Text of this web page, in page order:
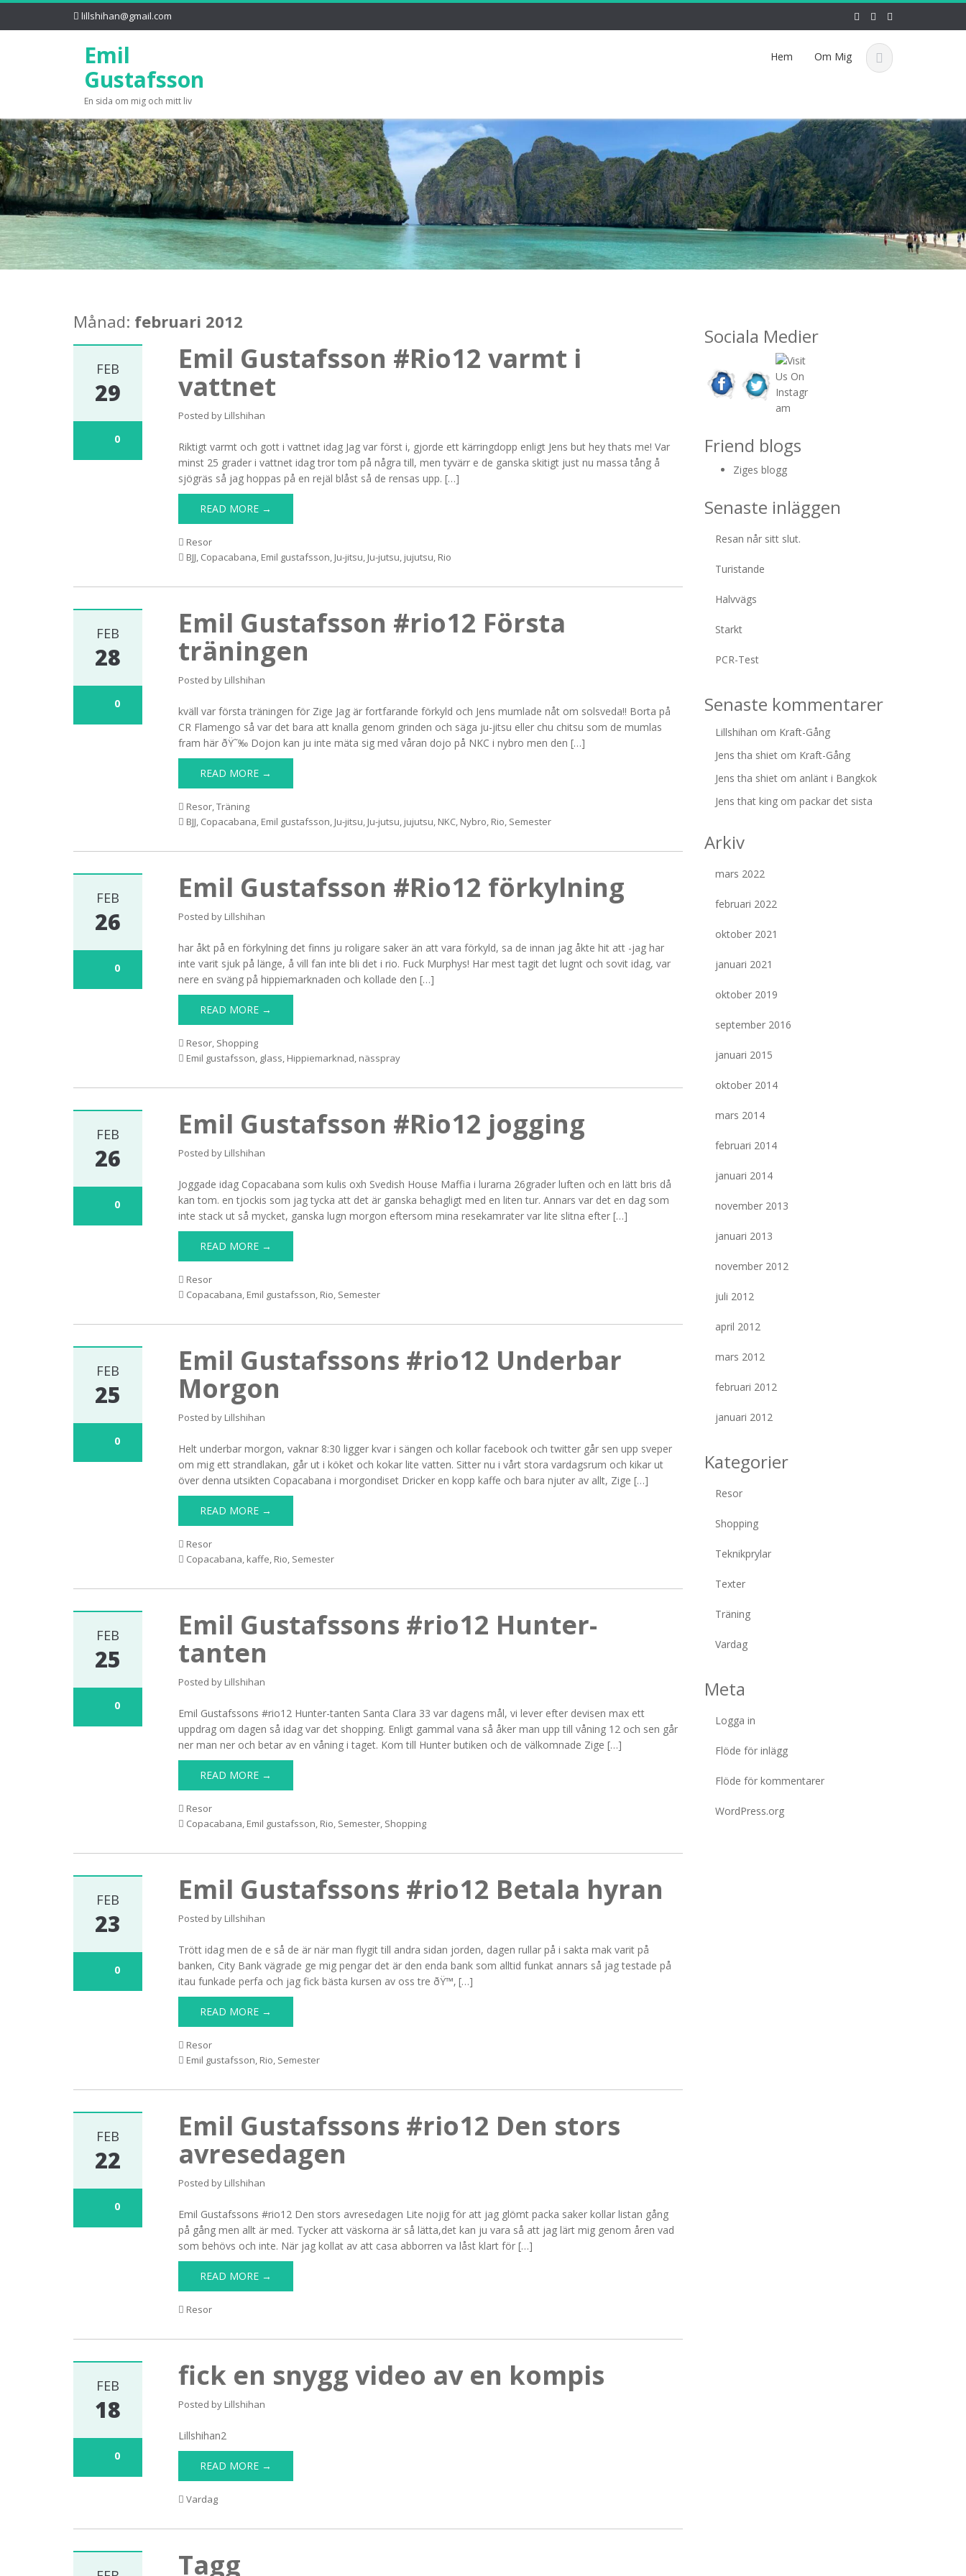
lillshihan@gmail.com
Emil
Gustafsson
En sida om mig och mitt liv
Hem Om Mig
Månad: februari 2012
FEB
29
0
Emil Gustafsson #Rio12 varmt i
vattnet
Posted by Lillshihan
Riktigt varmt och gott i vattnet idag Jag var först i, gjorde ett kärringdopp enligt Jens but hey thats me! Var
minst 25 grader i vattnet idag tror tom på några till, men tyvärr e de ganska skitigt just nu massa tång å
sjögräs så jag hoppas på en rejäl blåst så de rensas upp. […]
READ MORE →
Resor
BJJ, Copacabana, Emil gustafsson, Ju-jitsu, Ju-jutsu, jujutsu, Rio
FEB
28
0
Emil Gustafsson #rio12 Första
träningen
Posted by Lillshihan
kväll var första träningen för Zige Jag är fortfarande förkyld och Jens mumlade nåt om solsveda!! Borta på
CR Flamengo så var det bara att knalla genom grinden och säga ju-jitsu eller chu chitsu som de mumlas
fram här ðŸ˜‰ Dojon kan ju inte mäta sig med våran dojo på NKC i nybro men den […]
READ MORE →
Resor,Träning
BJJ, Copacabana, Emil gustafsson, Ju-jitsu, Ju-jutsu, jujutsu, NKC, Nybro, Rio, Semester
FEB
26
0
Emil Gustafsson #Rio12 förkylning
Posted by Lillshihan
har åkt på en förkylning det finns ju roligare saker än att vara förkyld, sa de innan jag åkte hit att -jag har
inte varit sjuk på länge, å vill fan inte bli det i rio. Fuck Murphys! Har mest tagit det lugnt och sovit idag, var
nere en sväng på hippiemarknaden och kollade den […]
READ MORE →
Resor, Shopping
Emil gustafsson, glass, Hippiemarknad, nässpray
FEB
26
0
Emil Gustafsson #Rio12 jogging
Posted by Lillshihan
Joggade idag Copacabana som kulis oxh Svedish House Maffia i lurarna 26grader luften och en lätt bris då
kan tom. en tjockis som jag tycka att det är ganska behagligt med en liten tur. Annars var det en dag som
inte stack ut så mycket, ganska lugn morgon eftersom mina resekamrater var lite slitna efter […]
READ MORE →
Resor
Copacabana, Emil gustafsson, Rio, Semester
FEB
25
0
Emil Gustafssons #rio12 Underbar
Morgon
Posted by Lillshihan
Helt underbar morgon, vaknar 8:30 ligger kvar i sängen och kollar facebook och twitter går sen upp sveper
om mig ett strandlakan, går ut i köket och kokar lite vatten. Sitter nu i vårt stora vardagsrum och kikar ut
över denna utsikten Copacabana i morgondiset Dricker en kopp kaffe och bara njuter av allt, Zige […]
READ MORE →
Resor
Copacabana, kaffe, Rio, Semester
FEB
25
0
Emil Gustafssons #rio12 Hunter-
tanten
Posted by Lillshihan
Emil Gustafssons #rio12 Hunter-tanten Santa Clara 33 var dagens mål, vi lever efter devisen max ett
uppdrag om dagen så idag var det shopping. Enligt gammal vana så åker man upp till våning 12 och sen går
ner man ner och betar av en våning i taget. Kom till Hunter butiken och de välkomnade Zige […]
READ MORE →
Resor
Copacabana, Emil gustafsson, Rio, Semester, Shopping
FEB
23
0
Emil Gustafssons #rio12 Betala hyran
Posted by Lillshihan
Trött idag men de e så de är när man flygit till andra sidan jorden, dagen rullar på i sakta mak varit på
banken, City Bank vägrade ge mig pengar det är den enda bank som alltid funkat annars så jag testade på
itau funkade perfa och jag fick bästa kursen av oss tre ðŸ™‚ […]
READ MORE →
Resor
Emil gustafsson, Rio, Semester
FEB
22
0
Emil Gustafssons #rio12 Den stors
avresedagen
Posted by Lillshihan
Emil Gustafssons #rio12 Den stors avresedagen Lite nojig för att jag glömt packa saker kollar listan gång
på gång men allt är med. Tycker att väskorna är så lätta,det kan ju vara så att jag lärt mig genom åren vad
som behövs och inte. När jag kollat av att casa abborren va låst klart för […]
READ MORE →
Resor
FEB
18
0
fick en snygg video av en kompis
Posted by Lillshihan
Lillshihan2
READ MORE →
Vardag
Tagg
Sociala Medier
Friend blogs
Ziges blogg
Senaste inläggen
Resan når sitt slut.
Turistande
Halvvägs
Starkt
PCR-Test
Senaste kommentarer
Lillshihan om Kraft-Gång
Jens tha shietom Kraft-Gång
Jens tha shietom anlänt i Bangkok
Jens that kingom packar det sista
Arkiv
mars 2022
februari 2022
oktober 2021
januari 2021
oktober 2019
september 2016
januari 2015
oktober 2014
mars 2014
februari 2014
januari 2014
november 2013
januari 2013
november 2012
juli 2012
april 2012
mars 2012
februari 2012
januari 2012
Kategorier
Resor
Shopping
Teknikprylar
Texter
Träning
Vardag
Meta
Logga in
Flöde för inlägg
Flöde för kommentarer
WordPress.org